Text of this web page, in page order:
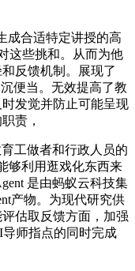
合适特定讲授的高
这些挑和。从而为他
反馈机制。展现了
便当。无效提高了教
发觉并防止可能呈现
责，
工做者和行政人员的
够利用逛戏化东西来
是由蚂蚁云科技集
产物。为现代研究供
估取反馈方面，加强
师指点的同时完成